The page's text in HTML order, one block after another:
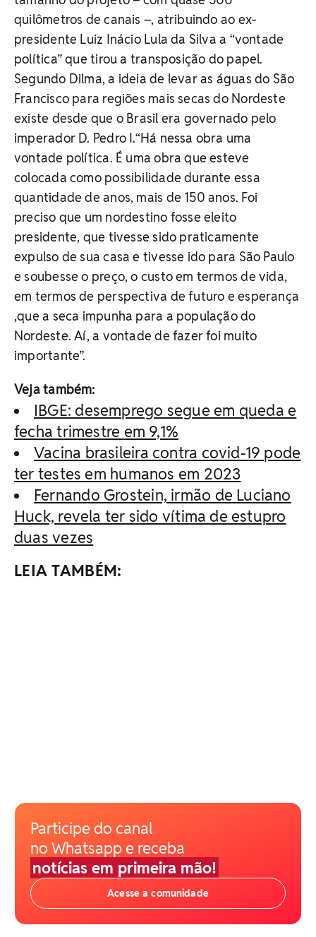
quilômetros de canais –, atribuindo ao ex-
presidente Luiz Inácio Lula da Silva a “vontade
política” que tirou a transposição do papel.
Segundo Dilma, a ideia de levar as águas do São
Francisco para regiões mais secas do Nordeste
existe desde que o Brasil era governado pelo
imperador D. Pedro I.“Há nessa obra uma
vontade política. É uma obra que esteve
colocada como possibilidade durante essa
quantidade de anos, mais de 150 anos. Foi
preciso que um nordestino fosse eleito
presidente, que tivesse sido praticamente
expulso de sua casa e tivesse ido para São Paulo
e soubesse o preço, o custo em termos de vida,
em termos de perspectiva de futuro e esperança
,que a seca impunha para a população do
Nordeste. Aí, a vontade de fazer foi muito
importante”.
Veja também:
IBGE: desemprego segue em queda e
fecha trimestre em 9,1%
Vacina brasileira contra covid-19 pode
ter testes em humanos em 2023
Fernando Grostein, irmão de Luciano
Huck, revela ter sido vítima de estupro
duas vezes
LEIA TAMBÉM:
Participe do canal
no Whatsapp e receba
notícias em primeira mão!
Acesse a comunidade